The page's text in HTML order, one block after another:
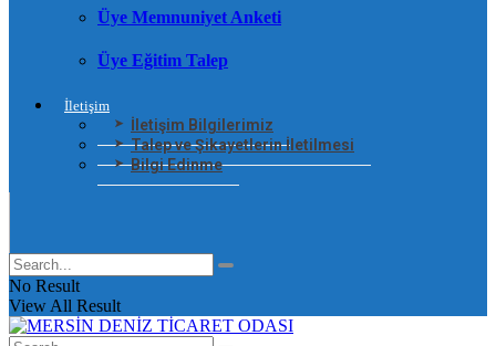
Üye Memnuniyet Anketi
Üye Eğitim Talep
İletişim
İletişim Bilgilerimiz
Talep ve Şikayetlerin İletilmesi
Bilgi Edinme
No Result
View All Result